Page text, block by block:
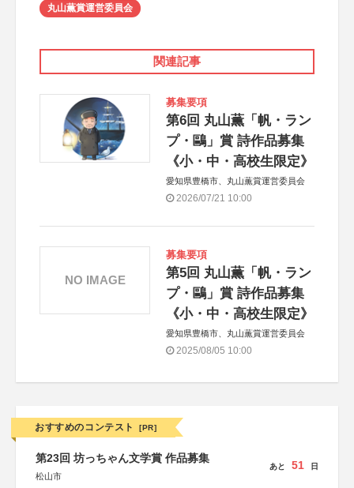
丸山薫賞運営委員会
関連記事
募集要項
第6回 丸山薫「帆・ラン
プ・鷗」賞 詩作品募集
《小・中・高校生限定》
愛知県豊橋市、丸山薫賞運営委員会
2026/07/21 10:00
募集要項
第5回 丸山薫「帆・ラン
プ・鷗」賞 詩作品募集
《小・中・高校生限定》
愛知県豊橋市、丸山薫賞運営委員会
2025/08/05 10:00
NO IMAGE
おすすめのコンテスト [PR]
第23回 坊っちゃん文学賞 作品募集
松山市
あと 51 日